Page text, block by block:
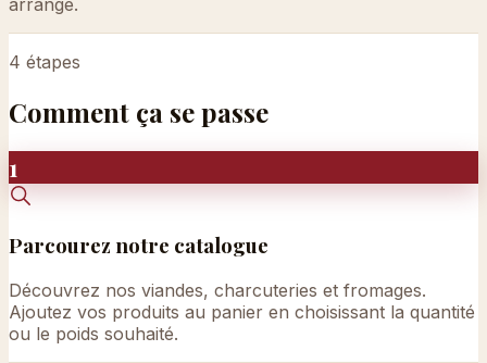
4 étapes
Comment ça se passe
1
Parcourez notre catalogue
Découvrez nos viandes, charcuteries et fromages.
Ajoutez vos produits au panier en choisissant la quantité
ou le poids souhaité.